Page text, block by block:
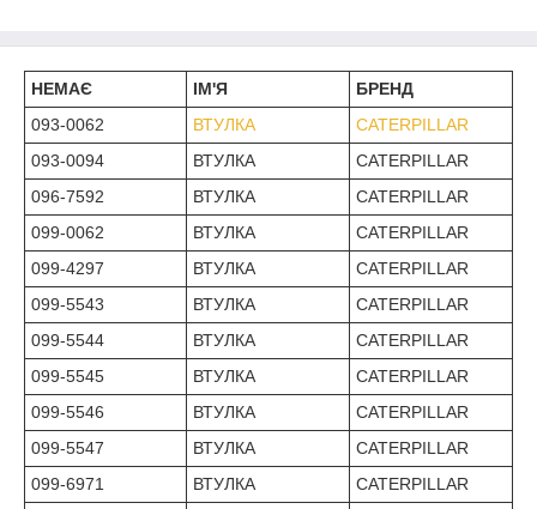
НЕМАЄ ІМ'Я
БРЕНД
093-0062
ВТУЛКА
CATERPILLAR
093-0094
ВТУЛКА
CATERPILLAR
096-7592
ВТУЛКА
CATERPILLAR
099-0062
ВТУЛКА
CATERPILLAR
099-4297
ВТУЛКА
CATERPILLAR
099-5543
ВТУЛКА
CATERPILLAR
099-5544
ВТУЛКА
CATERPILLAR
099-5545
ВТУЛКА
CATERPILLAR
099-5546
ВТУЛКА
CATERPILLAR
099-5547
ВТУЛКА
CATERPILLAR
099-6971
ВТУЛКА
CATERPILLAR